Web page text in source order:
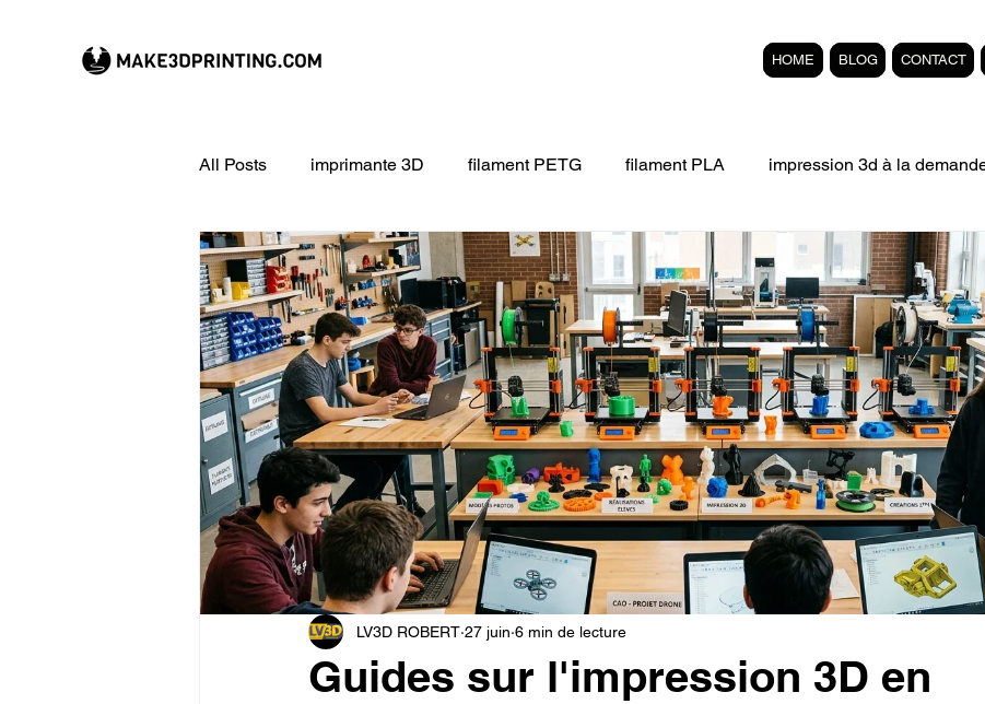
HOME BLOG CONTACT
All Posts imprimante 3D filament PETG filament PLA impression 3d à la
CREALITY imprimante 3D Filament 3D FLEXIBLE impression 3D professionelle
Filament 3D Formation à l'impression 3D. Formation éligible au CPF Impressio
impression 3D en ligne expert en SEO Formation 3D en ligne. Refaire piece en
Commerce en Franchise concession LV3D Franchise LV3D Formation 3D
CREALITY SPARKX i7 Color Combo Bambu Lab X2D SNAPMAKER U1
Guides sur l'impression 3D en
LV3D ROBERT 27 juin 6 min de lecture